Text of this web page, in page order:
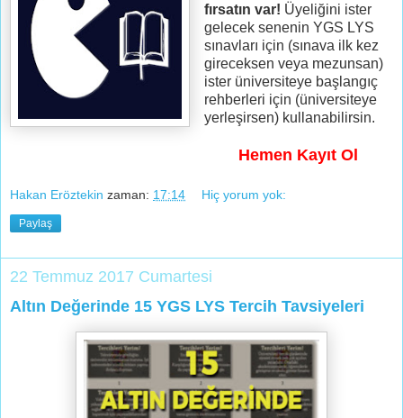
fırsatın var! Üyeliğini ister
gelecek senenin YGS LYS
sınavları için (sınava ilk kez
gireceksen veya mezunsan)
ister üniversiteye başlangıç
rehberleri için (üniversiteye
yerleşirsen) kullanabilirsin.
Hemen Kayıt Ol
Hakan Eröztekin zaman: 17:14 Hiç yorum yok:
Paylaş
22 Temmuz 2017 Cumartesi
Altın Değerinde 15 YGS LYS Tercih Tavsiyeleri